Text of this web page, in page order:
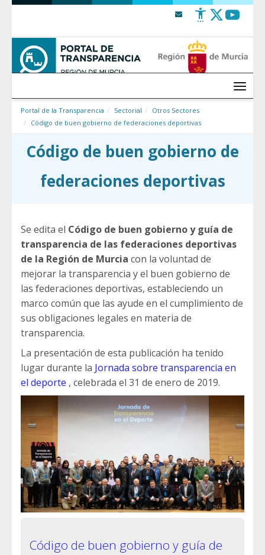
Saltar al contenido
Menú
Portal de la Transparencia Sectorial
Otros Sectores
Código de buen gobierno de federaciones deportivas
Código de buen gobierno de
federaciones deportivas
Se edita el Código de buen gobierno y guía de
transparencia de las federaciones deportivas
de la Región de Murcia con la voluntad de
mejorar la transparencia y el buen gobierno de
las federaciones deportivas, estableciendo un
marco común que las ayude en el cumplimiento de
sus obligaciones legales en materia de
transparencia.
La presentación de esta publicación ha tenido
lugar durante la Jornada sobre transparencia en
el deporte , celebrada el 31 de enero de 2019.
Código de buen gobierno y guía de